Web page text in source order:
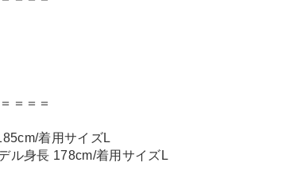
＝＝＝
着用サイズL
ル身長 178cm/着用サイズL